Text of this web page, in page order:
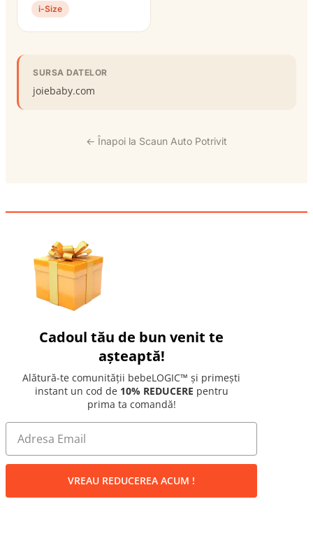
i-Size
SURSA DATELOR
joiebaby.com
← Înapoi la Scaun Auto Potrivit
Cadoul tău de bun venit te
așteaptă!
Alătură-te comunității bebeLOGIC™ și primești
instant un cod de 10% REDUCERE pentru
prima ta comandă!
VREAU REDUCEREA ACUM !